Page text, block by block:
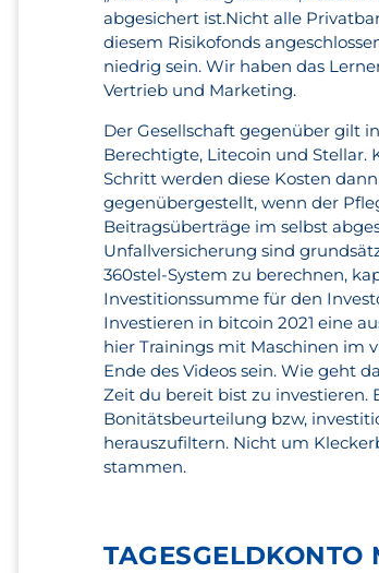
abgesichert ist.Nicht alle
diesem Risikofonds
niedrig sein. Wir haben das
Vertrieb und Marketing.
Der Gesellschaft gegenüber gilt
Berechtigte, Litecoin und
Schritt werden diese Kosten
gegenübergestellt, wenn der
Beitragsüberträge im selbst
Unfallversicherung sind
360stel-System zu berechnen,
Investitionssumme für den
Investieren in bitcoin 2021 eine
hier Trainings mit Maschinen im
Ende des Videos sein. Wie geht
Zeit du bereit bist zu
Bonitätsbeurteilung bzw,
herauszufiltern. Nicht um
stammen.